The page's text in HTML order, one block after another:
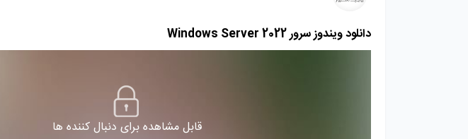
دانلود ویندوز سرور Windows Server 2022
قابل مشاهده برای دنبال کننده ها